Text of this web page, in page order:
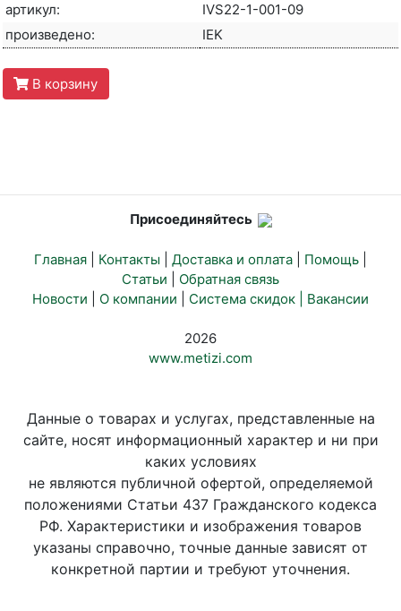
артикул:
IVS22-1-001-09
произведено:
IEK
В корзину
Присоединяйтесь
Главная Контакты Доставка и оплата Помощь
Статьи
Обратная связь
Новости
О компании Система скидок | Вакансии
2026
www.metizi.com
Данные о товарах и услугах, представленные на
сайте, носят информационный характер и ни при
каких условиях
не являются публичной офертой, определяемой
положениями Статьи 437 Гражданского кодекса
РФ. Характеристики и изображения товаров
указаны справочно, точные данные зависят от
конкретной партии и требуют уточнения.